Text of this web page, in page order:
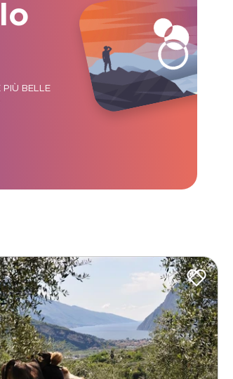
PIÙ BELLE